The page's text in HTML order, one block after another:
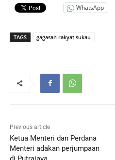
WhatsApp
TAGS gagasan rakyat sukau
Previous article
Ketua Menteri dan Perdana
Menteri adakan perjumpaan